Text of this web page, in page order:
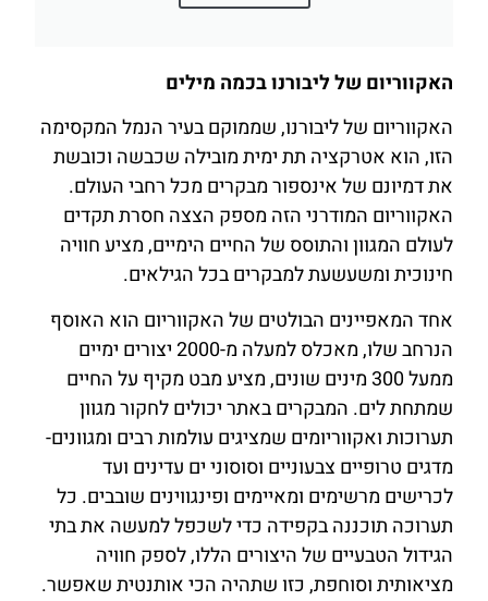
האקווריום של ליבורנו בכמה מילים
האקווריום של ליבורנו, שממוקם בעיר הנמל המקסימה
הזו, הוא אטרקציה תת ימית מובילה שכבשה וכובשת
את דמיונם של אינספור מבקרים מכל רחבי העולם.
האקווריום המודרני הזה מספק הצצה חסרת תקדים
לעולם המגוון והתוסס של החיים הימיים, מציע חוויה
חינוכית ומשעשעת למבקרים בכל הגילאים.
אחד המאפיינים הבולטים של האקווריום הוא האוסף
הנרחב שלו, מאכלס למעלה מ-2000 יצורים ימיים
ממעל 300 מינים שונים, מציע מבט מקיף על החיים
שמתחת לים. המבקרים באתר יכולים לחקור מגוון
תערוכות ואקווריומים שמציגים עולמות רבים ומגוונים-
מדגים טרופיים צבעוניים וסוסוני ים עדינים ועד
לכרישים מרשימים ומאיימים ופינגווינים שובבים. כל
תערוכה תוכננה בקפידה כדי לשכפל למעשה את בתי
הגידול הטבעיים של היצורים הללו, לספק חוויה
מציאותית וסוחפת, כזו שתהיה הכי אותנטית שאפשר.